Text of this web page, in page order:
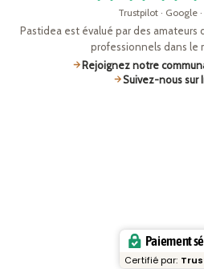
Trustpilot · Google
Pastidea est évalué par des amateurs
professionnels dans le
Rejoignez notre
Suivez-nous sur
Paiement
Certifié par: